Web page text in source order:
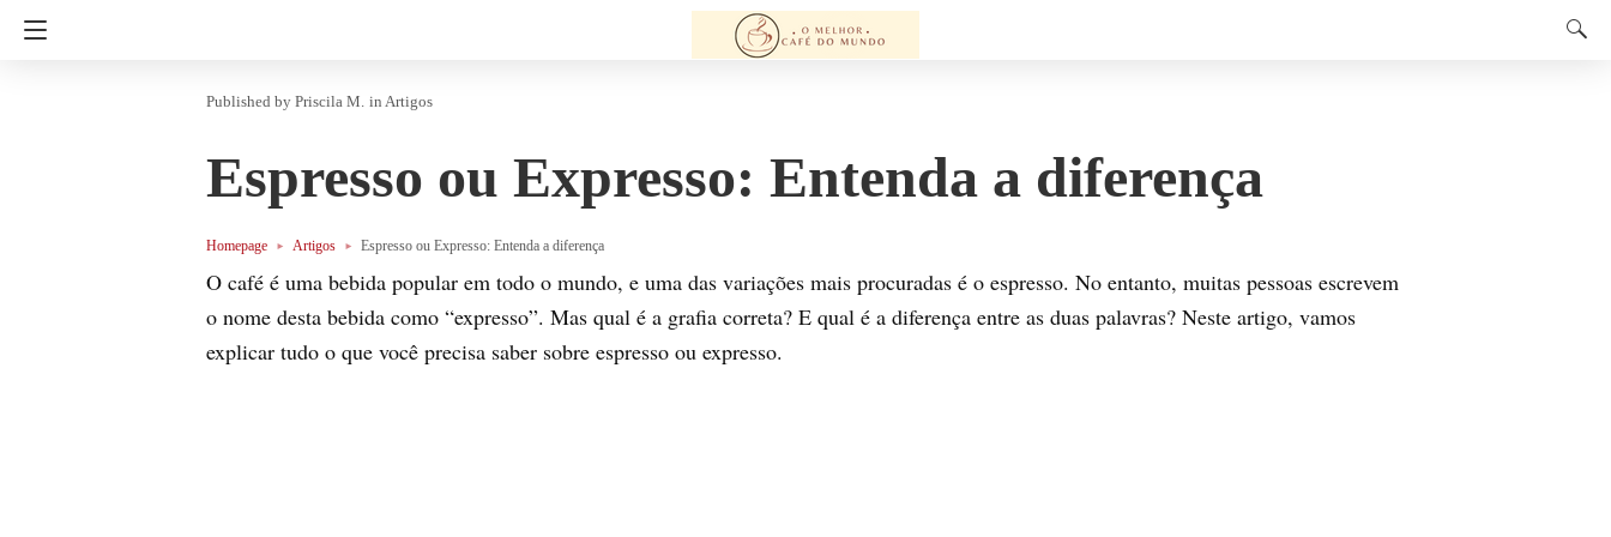
Priscila M. in Artigos
Espresso ou Expresso: Entenda a diferença
Homepage Artigos Espresso ou Expresso: Entenda a diferença
O café é uma bebida popular em todo o mundo, e uma das variações mais procuradas é o espresso. No entanto, muitas pessoas escrevem
o nome desta bebida como “expresso”. Mas qual é a grafia correta? E qual é a diferença entre as duas palavras? Neste artigo, vamos
explicar tudo o que você precisa saber sobre espresso ou expresso.